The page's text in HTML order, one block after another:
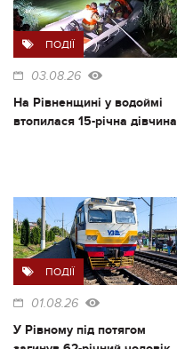
ПОДІЇ
03.08.26
На Рівненщині у водоймі
втопилася 15-річна дівчина
ПОДІЇ
01.08.26
У Рівному під потягом